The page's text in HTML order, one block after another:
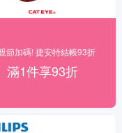
節加碼! 捷安特結帳93折
滿1件享93折